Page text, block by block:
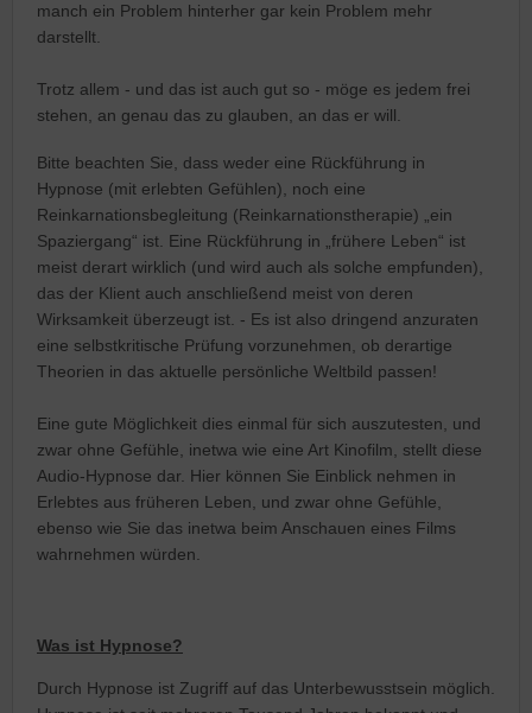
manch ein Problem hinterher gar kein Problem mehr
darstellt.
Trotz allem - und das ist auch gut so - möge es jedem frei
stehen, an genau das zu glauben, an das er will.
Bitte beachten Sie, dass weder eine Rückführung in
Hypnose (mit erlebten Gefühlen), noch eine
Reinkarnationsbegleitung (Reinkarnationstherapie) „ein
Spaziergang“ ist. Eine Rückführung in „frühere Leben“ ist
meist derart wirklich (und wird auch als solche empfunden),
das der Klient auch anschließend meist von deren
Wirksamkeit überzeugt ist. - Es ist also dringend anzuraten
eine selbstkritische Prüfung vorzunehmen, ob derartige
Theorien in das aktuelle persönliche Weltbild passen!
Eine gute Möglichkeit dies einmal für sich auszutesten, und
zwar ohne Gefühle, inetwa wie eine Art Kinofilm, stellt diese
Audio-Hypnose dar. Hier können Sie Einblick nehmen in
Erlebtes aus früheren Leben, und zwar ohne Gefühle,
ebenso wie Sie das inetwa beim Anschauen eines Films
wahrnehmen würden.
Was ist Hypnose?
Durch Hypnose ist Zugriff auf das Unterbewusstsein möglich.